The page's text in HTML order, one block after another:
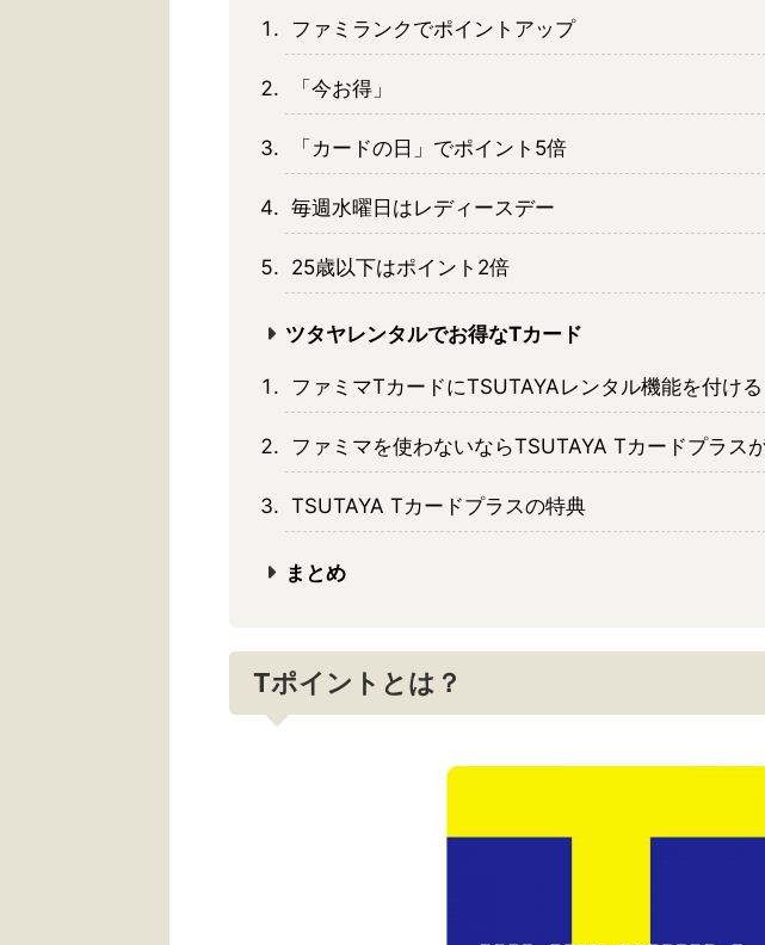
ファミランクでポイントアップ
「今お得」
「カードの日」でポイント5倍
毎週水曜日はレディースデー
25歳以下はポイント2倍
ツタヤレンタルでお得なTカード
ファミマTカードにTSUTAYAレンタル機能を付ける
ファミマを使わないならTSUTAYA Tカードプラス
TSUTAYA Tカードプラスの特典
まとめ
Tポイントとは？